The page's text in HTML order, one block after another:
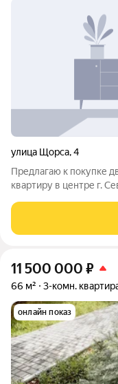
улица Щорса,4
Предлагаю к покупке
квартиру в центре г.
4/5 этаж. Комнаты:
Санузел: совмещённый
11 500 000 ₽
66 м² 3-комн.
онлайн показ